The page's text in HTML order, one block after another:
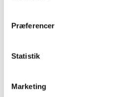
Præferencer
Statistik
Marketing
OBS: Galleriet er lukket i uge 29
Mandag – Torsdag:
Lørdag, søndag & helligdage: